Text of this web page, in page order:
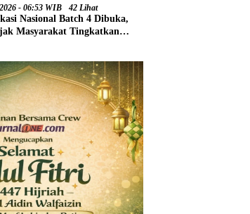
- 06:53 WIB 42 Lihat
Nasional Batch 4 Dibuka,
Masyarakat Tingkatkan